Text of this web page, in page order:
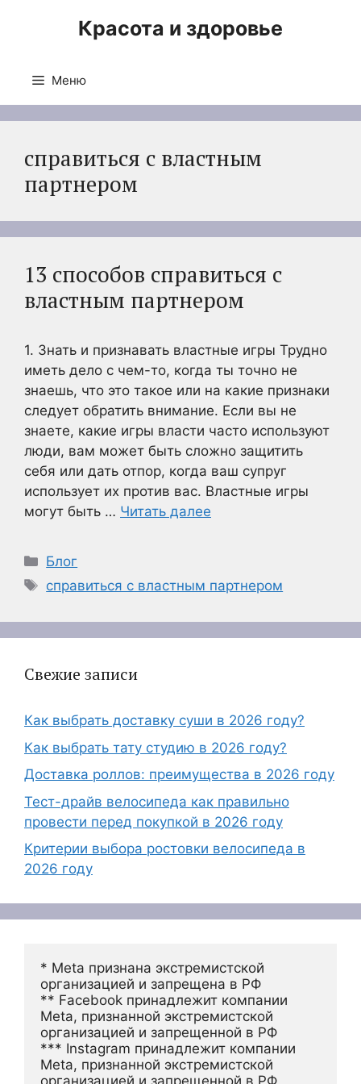
Красота и здоровье
Меню
справиться с властным
партнером
13 способов справиться с
властным партнером
1. Знать и признавать властные игры Трудно
иметь дело с чем-то, когда ты точно не
знаешь, что это такое или на какие признаки
следует обратить внимание. Если вы не
знаете, какие игры власти часто используют
люди, вам может быть сложно защитить
себя или дать отпор, когда ваш супруг
использует их против вас. Властные игры
могут быть … Читать далее
Рубрики
Блог
Метки
справиться с властным партнером
Свежие записи
Как выбрать доставку суши в 2026 году?
Как выбрать тату студию в 2026 году?
Доставка роллов: преимущества в 2026 году
Тест-драйв велосипеда как правильно
провести перед покупкой в 2026 году
Критерии выбора ростовки велосипеда в
2026 году
* Meta признана экстремистской
организацией и запрещена в РФ
** Facebook принадлежит компании
Meta, признанной экстремистской
организацией и запрещенной в РФ
*** Instagram принадлежит компании
Meta, признанной экстремистской
организацией и запрещенной в РФ